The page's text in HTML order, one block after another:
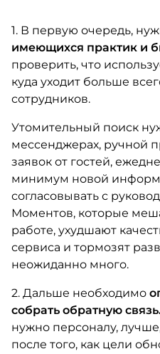
1. В первую очередь,
имеющихся практик и
проверить, что
куда уходит больше
сотрудников.
Утомительный поиск
мессенджерах, ручной
заявок от гостей,
минимум новой
согласовывать с
Моментов, которые
работе, ухудшают
сервиса и тормозят
неожиданно много.
2. Дальше необходимо
собрать обратную
нужно персоналу,
после того, как цели